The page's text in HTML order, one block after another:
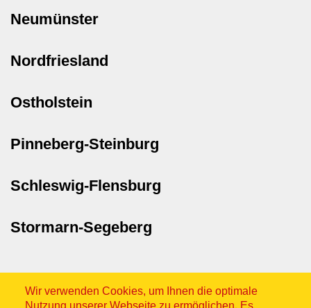
Neumünster
Nordfriesland
Ostholstein
Pinneberg-Steinburg
Schleswig-Flensburg
Stormarn-Segeberg
Wir verwenden Cookies, um Ihnen die optimale